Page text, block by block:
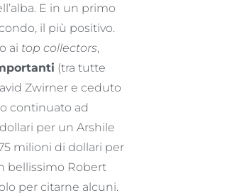
E in un primo
il più positivo.
ai top collectors,
(tra tutte
Zwirner e ceduto
continuato ad
per un Arshile
milioni di dollari per
bellissimo Robert
per citarne alcuni.